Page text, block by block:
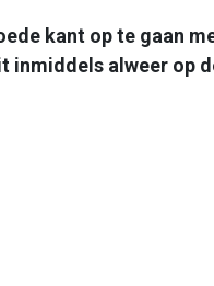
kant op te gaan
inmiddels alweer op